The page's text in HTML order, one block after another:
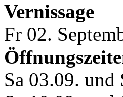
Vernissage
Fr 02.
Sa 03.09. und